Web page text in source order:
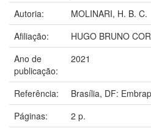
Autoria:
MOLINARI, H. B. C.
Afiliação:
HUGO BRUNO
Ano de
publicação:
2021
Referência:
Brasília, DF:
Páginas:
2 p.